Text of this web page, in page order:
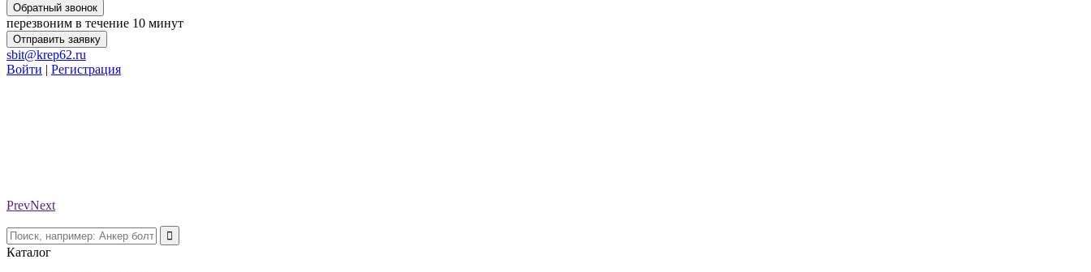
Обратный звонок
перезвоним в течение 10 минут
Отправить заявку
sbit@krep62.ru
Войти | Регистрация
PrevNext
Каталог